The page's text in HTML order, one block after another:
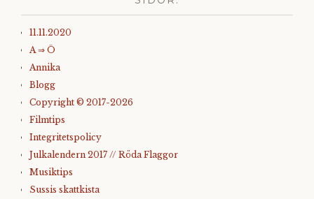
11.11.2020
A ⇒ Ö
Annika
Blogg
Copyright © 2017-2026
Filmtips
Integritetspolicy
Julkalendern 2017 // Röda Flaggor
Musiktips
Sussis skattkista